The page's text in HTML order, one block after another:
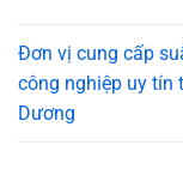
Đơn vị cung cấp
công nghiệp uy tín
Dương